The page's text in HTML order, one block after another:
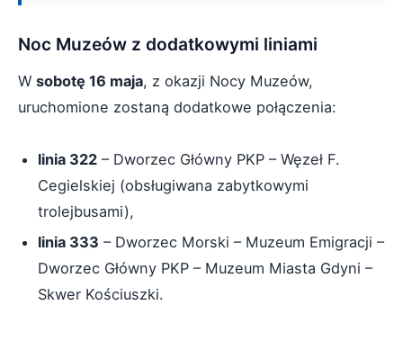
Noc Muzeów z dodatkowymi liniami
W sobotę 16 maja, z okazji Nocy Muzeów,
uruchomione zostaną dodatkowe połączenia:
linia 322 – Dworzec Główny PKP – Węzeł F.
Cegielskiej (obsługiwana zabytkowymi
trolejbusami),
linia 333 – Dworzec Morski – Muzeum Emigracji –
Dworzec Główny PKP – Muzeum Miasta Gdyni –
Skwer Kościuszki.